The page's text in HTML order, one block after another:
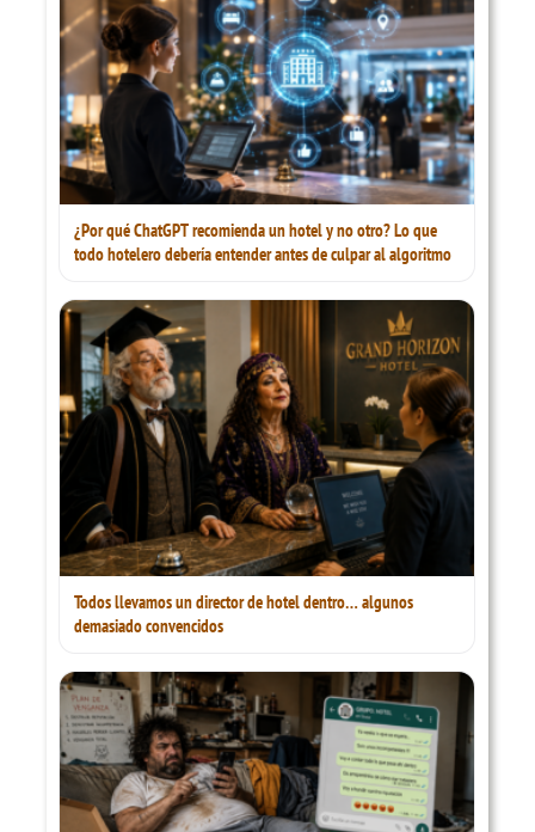
¿Por qué ChatGPT recomienda un hotel y no otro? Lo que
todo hotelero debería entender antes de culpar al algoritmo
Todos llevamos un director de hotel dentro… algunos
demasiado convencidos